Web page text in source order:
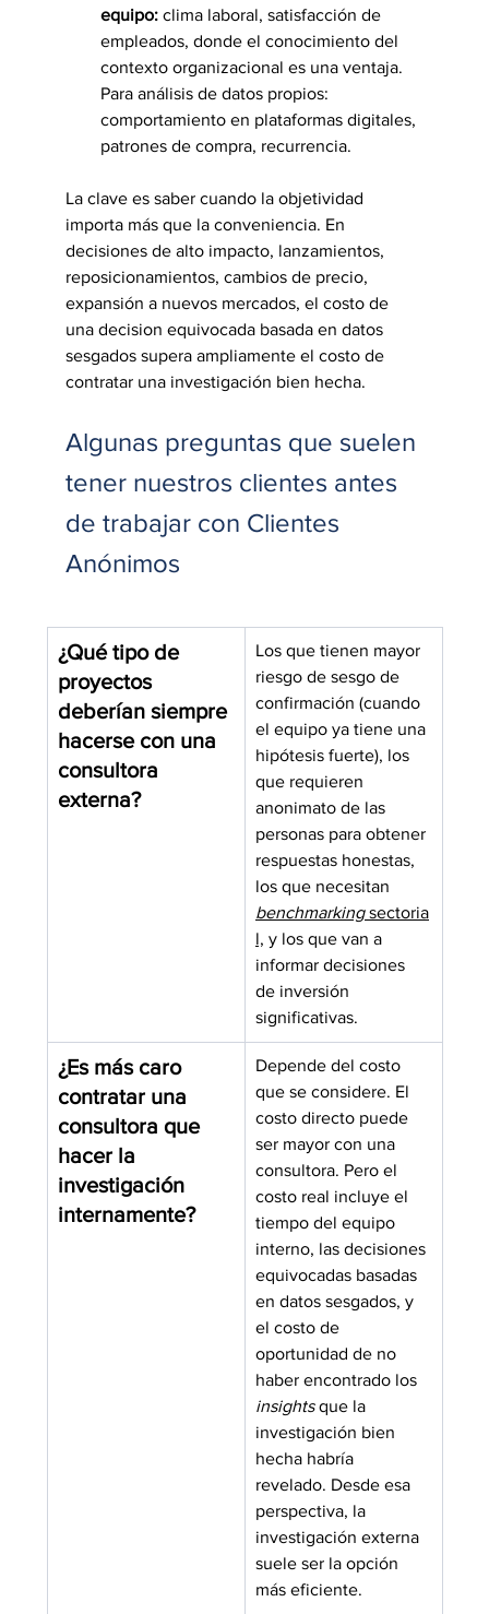
equipo: clima laboral, satisfacción de
empleados, donde el conocimiento del
contexto organizacional es una ventaja.
Para análisis de datos propios:
comportamiento en plataformas digitales,
patrones de compra, recurrencia.
La clave es saber cuando la objetividad
importa más que la conveniencia. En
decisiones de alto impacto, lanzamientos,
reposicionamientos, cambios de precio,
expansión a nuevos mercados, el costo de
una decision equivocada basada en datos
sesgados supera ampliamente el costo de
contratar una investigación bien hecha.
Algunas preguntas que suelen
tener nuestros clientes antes
de trabajar con Clientes
Anónimos
¿Qué tipo de
proyectos
deberían siempre
hacerse con una
consultora
externa?
Los que tienen mayor
riesgo de sesgo de
confirmación (cuando
el equipo ya tiene una
hipótesis fuerte), los
que requieren
anonimato de las
personas para obtener
respuestas honestas,
los que necesitan
benchmarking sectoria
l, y los que van a
informar decisiones
de inversión
significativas.
¿Es más caro
contratar una
consultora que
hacer la
investigación
internamente?
Depende del costo
que se considere. El
costo directo puede
ser mayor con una
consultora. Pero el
costo real incluye el
tiempo del equipo
interno, las decisiones
equivocadas basadas
en datos sesgados, y
el costo de
oportunidad de no
haber encontrado los
insights que la
investigación bien
hecha habría
revelado. Desde esa
perspectiva, la
investigación externa
suele ser la opción
más eficiente.